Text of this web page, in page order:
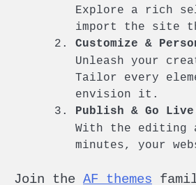
Explore a rich
import the site
Customize &
Unleash your
Tailor every
envision it.
Publish & Go
With the editing
minutes, your
Join the AF themes